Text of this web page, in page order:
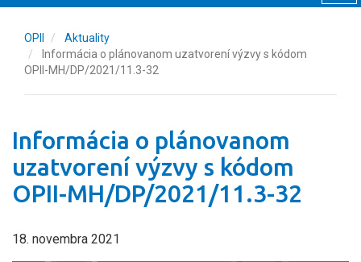
OPII
Aktuality
Informácia o plánovanom uzatvorení výzvy s kódom
OPII-MH/DP/2021/11.3-32
Informácia o plánovanom
uzatvorení výzvy s kódom
OPII-MH/DP/2021/11.3-32
18. novembra 2021